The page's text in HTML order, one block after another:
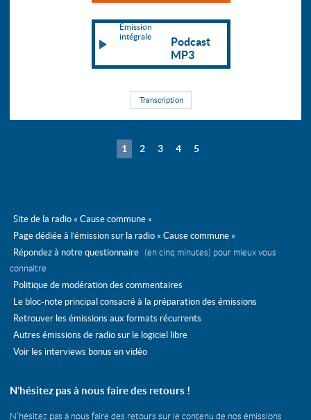
Émission
intégrale
Podcast
MP3
Transcription
1 2 3 4 5
Site de la radio « Cause commune »
Page dédiée à l’émission sur la radio « Cause commune »
Répondez à notre questionnaire
(en cinq minutes) pour mieux vous
connaître
Politique de modération des commentaires
Le bloc-note principal consacré à la préparation des émissions
Retrouver les émissions aux formats récurrents
Autres émissions de radio sur le logiciel libre
Voir les interviews bonus en vidéo
N’hésitez pas à nous faire des retours !
N’hésitez pas à nous faire des retours sur le contenu de nos émissions